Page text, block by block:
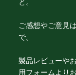
と。
ご感想やご意見
で。
製品レビューや
用フォームより